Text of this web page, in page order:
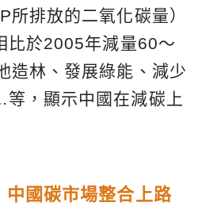
所排放的二氧化碳量）
比於2005年減量60〜
造林、發展綠能、減少
，顯示中國在減碳上
國碳市場整合上路